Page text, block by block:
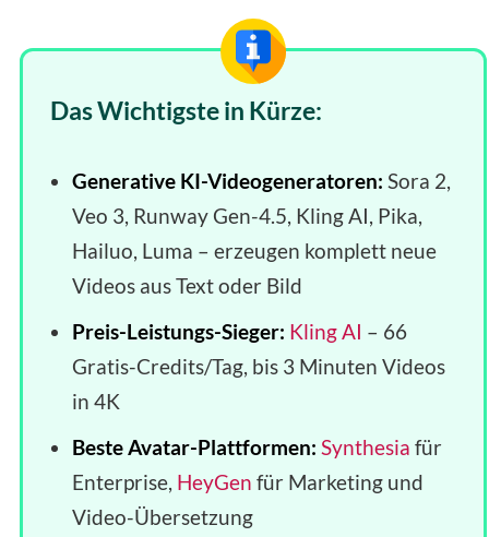
Das Wichtigste in Kürze:
Generative KI-Videogeneratoren: Sora 2,
Veo 3, Runway Gen-4.5, Kling AI, Pika,
Hailuo, Luma – erzeugen komplett neue
Videos aus Text oder Bild
Preis-Leistungs-Sieger: Kling AI – 66
Gratis-Credits/Tag, bis 3 Minuten Videos
in 4K
Beste Avatar-Plattformen: Synthesia für
Enterprise, HeyGen für Marketing und
Video-Übersetzung